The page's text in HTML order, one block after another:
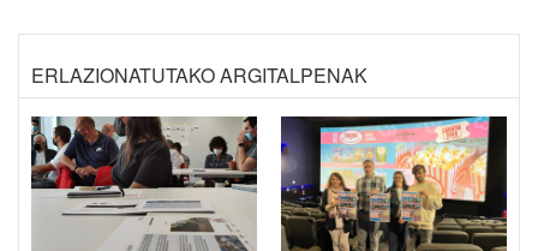
ERLAZIONATUTAKO ARGITALPENAK